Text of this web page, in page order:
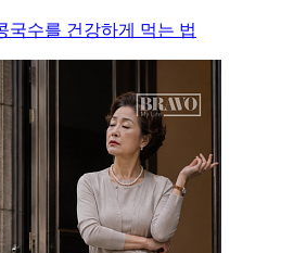
국수를 건강하게 먹는 법